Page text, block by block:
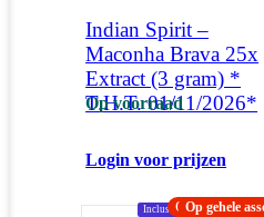
Inclusief: 2 Seeds BCN
Indian Spirit –
Maconha Brava 25x
Extract (3 gram) *
T.H.T. 01/11/2026*
Op voorraad
Login voor prijzen
Op gehele
Op gehele
Op groot deel
Op gehele